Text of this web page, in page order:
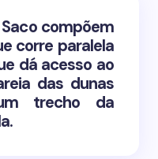
compõem
corre paralela
dá acesso ao
das dunas
trecho da